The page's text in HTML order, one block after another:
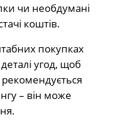
чи необдумані
коштів.
покупках
угод, щоб
– він може